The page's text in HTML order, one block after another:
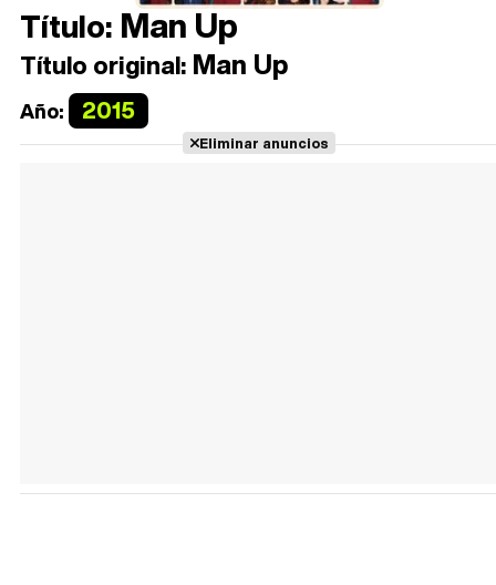
Título: Man Up
Título original: Man Up
Año: 2015
Eliminar anuncios